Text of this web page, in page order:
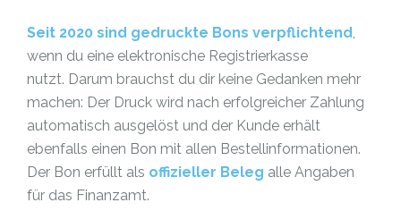
Seit 2020 sind gedruckte Bons verpflichtend,
wenn du eine elektronische Registrierkasse
nutzt. Darum brauchst du dir keine Gedanken mehr
machen: Der Druck wird nach erfolgreicher Zahlung
automatisch ausgelöst und der Kunde erhält
ebenfalls einen Bon mit allen Bestellinformationen.
Der Bon erfüllt als offizieller Beleg alle Angaben
für das Finanzamt.